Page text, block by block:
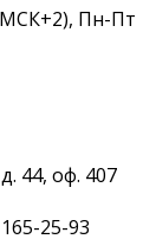
Пн-Пт
44, оф. 407
25-93